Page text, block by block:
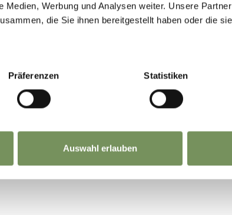
Medien, Werbung und Analysen weiter. Unsere
die Sie ihnen bereitgestellt haben oder die
Präferenzen Statistiken
Auswahl erlauben